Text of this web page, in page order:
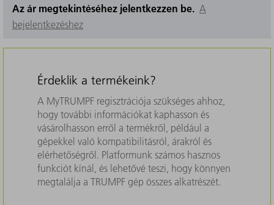
Az ár megtekintéséhez jelentkezzen be. A
bejelentkezéshez
Érdeklik a termékeink?
A MyTRUMPF regisztrációja szükséges ahhoz,
hogy további információkat kaphasson és
vásárolhasson erről a termékről, például a
gépekkel való kompatibilitásról, árakról és
elérhetőségről. Platformunk számos hasznos
funkciót kínál, és lehetővé teszi, hogy könnyen
megtalálja a TRUMPF gép összes alkatrészét.